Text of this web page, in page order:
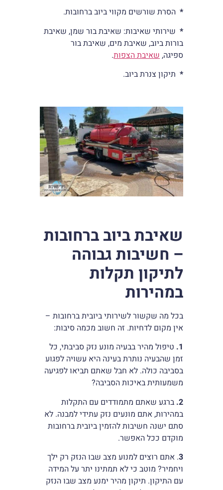
* הסרת שורשים מקווי ביוב ברחובות.
* שירותי שאיבות: שאיבת בור שמן, שאיבת
בורות ביוב, שאיבת מים, שאיבת בור
ספיגה,שאיבת הצפות.
* תיקון צנרת ביוב.
שאיבת ביוב ברחובות
– חשיבות גבוהה
לתיקון תקלות
במהירות
בכל מה שקשור לשירותי ביובית ברחובות –
אין מקום לדחיות. זה חשוב מכמה סיבות:
1. טיפול מהיר בבעיה מונע נזק סביבתי, כל
זמן שהבעיה נותרת בעינה היא עשויה לפגוע
בסביבה כולה. לא חבל שאתם תביאו לפגיעה
משמעותית באיכות הסביבה?
2. ברגע שאתם מתמודדים עם התקלות
במהירות, אתם מונעים נזק עתידי למבנה. לא
סתם ישנה חשיבות להזמין ביובית ברחובות
מוקדם ככל האפשר.
3. אתם רוצים למנוע מצב שבו הנזק רק ילך
ויחמיר? מוטב כי לא תמתינו יתר על המידה
עם התיקון. תיקון מהיר ימנע מצב שבו הנזק